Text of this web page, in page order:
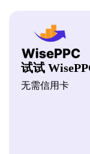
试试
无需信用卡